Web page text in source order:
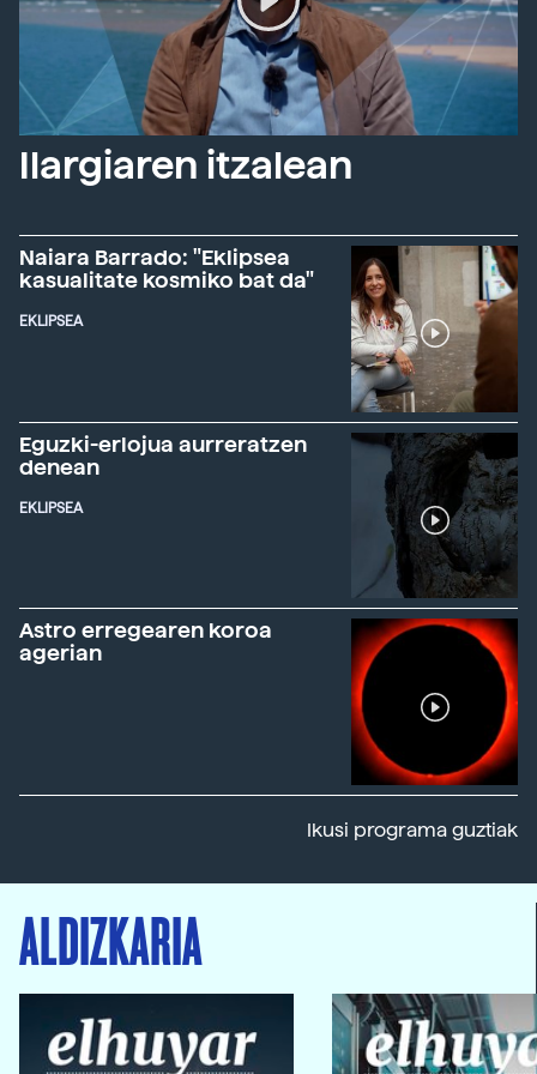
Ilargiaren itzalean
Naiara Barrado: "Eklipsea
kasualitate kosmiko bat da"
EKLIPSEA
Eguzki-erlojua aurreratzen
denean
EKLIPSEA
Astro erregearen koroa
agerian
Ikusi programa guztiak
ALDIZKARIA